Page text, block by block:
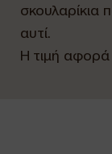
σκουλαρίκια
αυτί.
Η τιμή αφορά